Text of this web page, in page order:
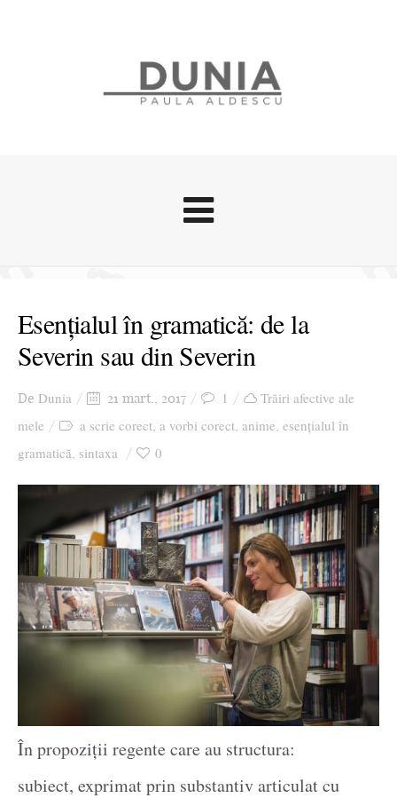
Stari afective
Zice Dunia
Călătorii
Cursuri povestite
Ziua culorii
Esențialul în gramatică: de la
Severin sau din Severin
De Dunia 21 mart., 2017 1
Trăiri afective ale
mele
a scrie corect, a vorbi corect, anime, esențialul în
gramatică, sintaxa 0
În propoziții regente care au structura:
subiect, exprimat prin substantiv articulat cu